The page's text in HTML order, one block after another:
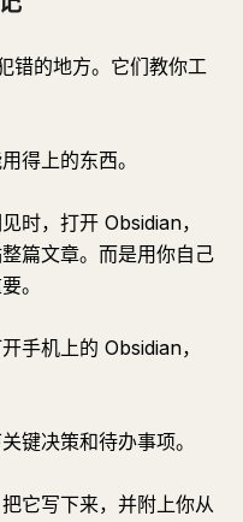
错的地方。它们教你工
得上的东西。
时，打开 Obsidian，
篇文章。而是用你自己
。
手机上的 Obsidian，
键决策和待办事项。
它写下来，并附上你从